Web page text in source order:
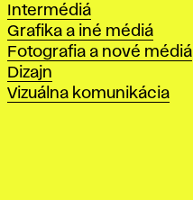
Intermédiá
Grafika a iné médiá
Fotografia a nové médiá
Dizajn
Vizuálna komunikácia